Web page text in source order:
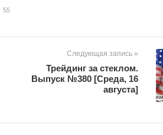
55
Следующая запись »
Трейдинг за стеклом.
Выпуск №380 [Среда, 16
августа]